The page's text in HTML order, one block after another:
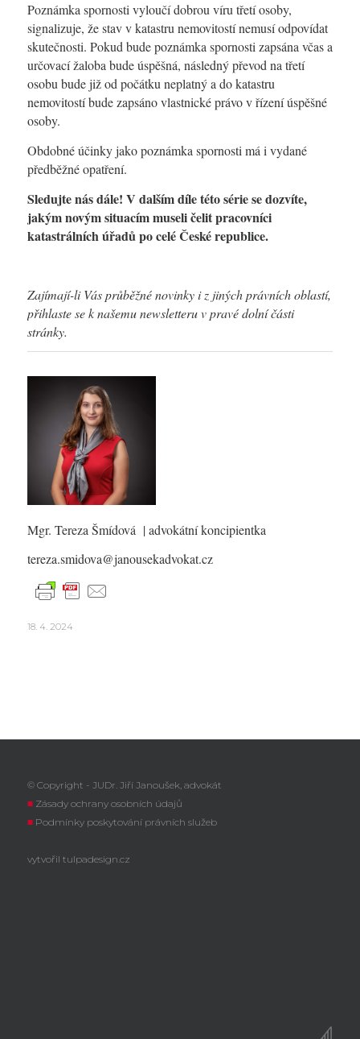
Poznámka spornosti vyloučí dobrou víru třetí osoby,
signalizuje, že stav v katastru nemovitostí nemusí odpovídat
skutečnosti. Pokud bude poznámka spornosti zapsána včas a
určovací žaloba bude úspěšná, následný převod na třetí
osobu bude již od počátku neplatný a do katastru
nemovitostí bude zapsáno vlastnické právo v řízení úspěšné
osoby.
Obdobné účinky jako poznámka spornosti má i vydané
předběžné opatření.
Sledujte nás dále! V dalším díle této série se dozvíte,
jakým novým situacím museli čelit pracovníci
katastrálních úřadů po celé České republice.
Zajímají-li Vás průběžné novinky i z jiných právních oblastí,
přihlaste se k našemu newsletteru v pravé dolní části
stránky.
Mgr. Tereza Šmídová | advokátní koncipientka
tereza.smidova@janousekadvokat.cz
18. 4. 2024
© Copyright - JUDr. Jiří Janoušek, advokát
■ Zásady ochrany osobních údajů
■ Podmínky poskytování právních služeb
vytvořil tulpadesign.cz